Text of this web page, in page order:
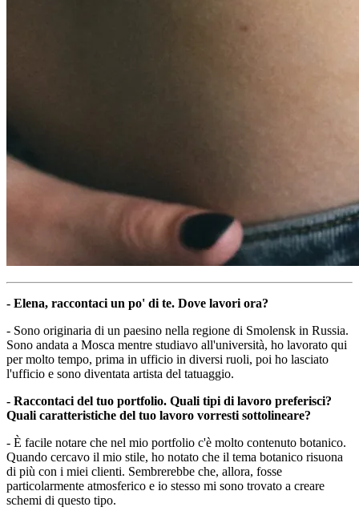
- Elena, raccontaci un po' di te. Dove lavori ora?
- Sono originaria di un paesino nella regione di Smolensk in Russia.
Sono andata a Mosca mentre studiavo all'università, ho lavorato qui
per molto tempo, prima in ufficio in diversi ruoli, poi ho lasciato
l'ufficio e sono diventata artista del tatuaggio.
- Raccontaci del tuo portfolio. Quali tipi di lavoro preferisci?
Quali caratteristiche del tuo lavoro vorresti sottolineare?
- È facile notare che nel mio portfolio c'è molto contenuto botanico.
Quando cercavo il mio stile, ho notato che il tema botanico risuona
di più con i miei clienti. Sembrerebbe che, allora, fosse
particolarmente atmosferico e io stesso mi sono trovato a creare
schemi di questo tipo.